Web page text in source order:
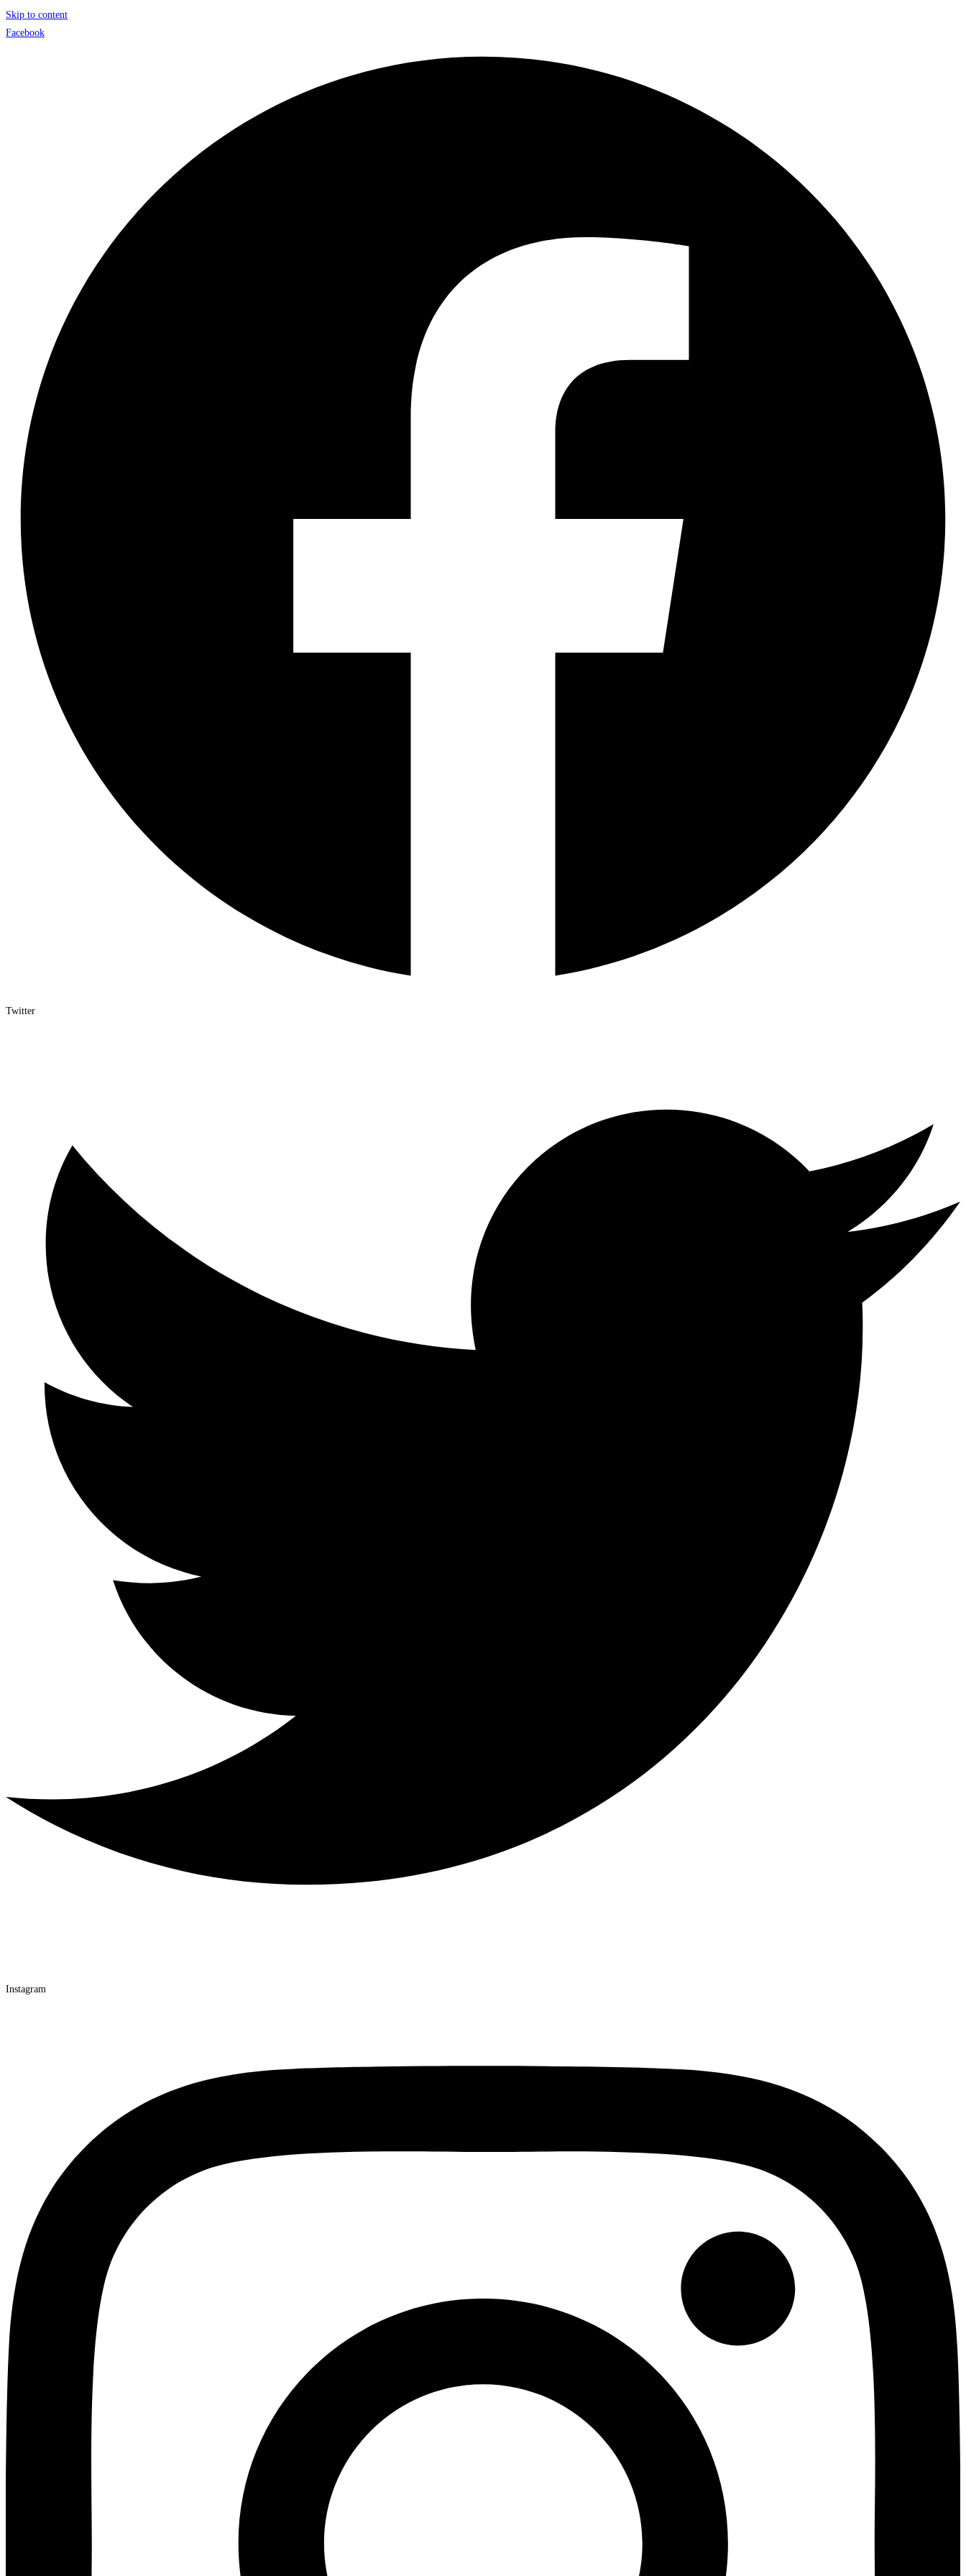
Skip to content
Facebook
Twitter
Instagram